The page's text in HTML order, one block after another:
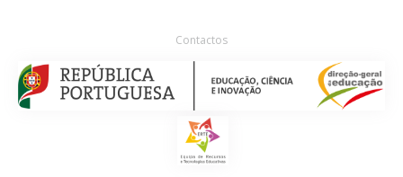
Contactos